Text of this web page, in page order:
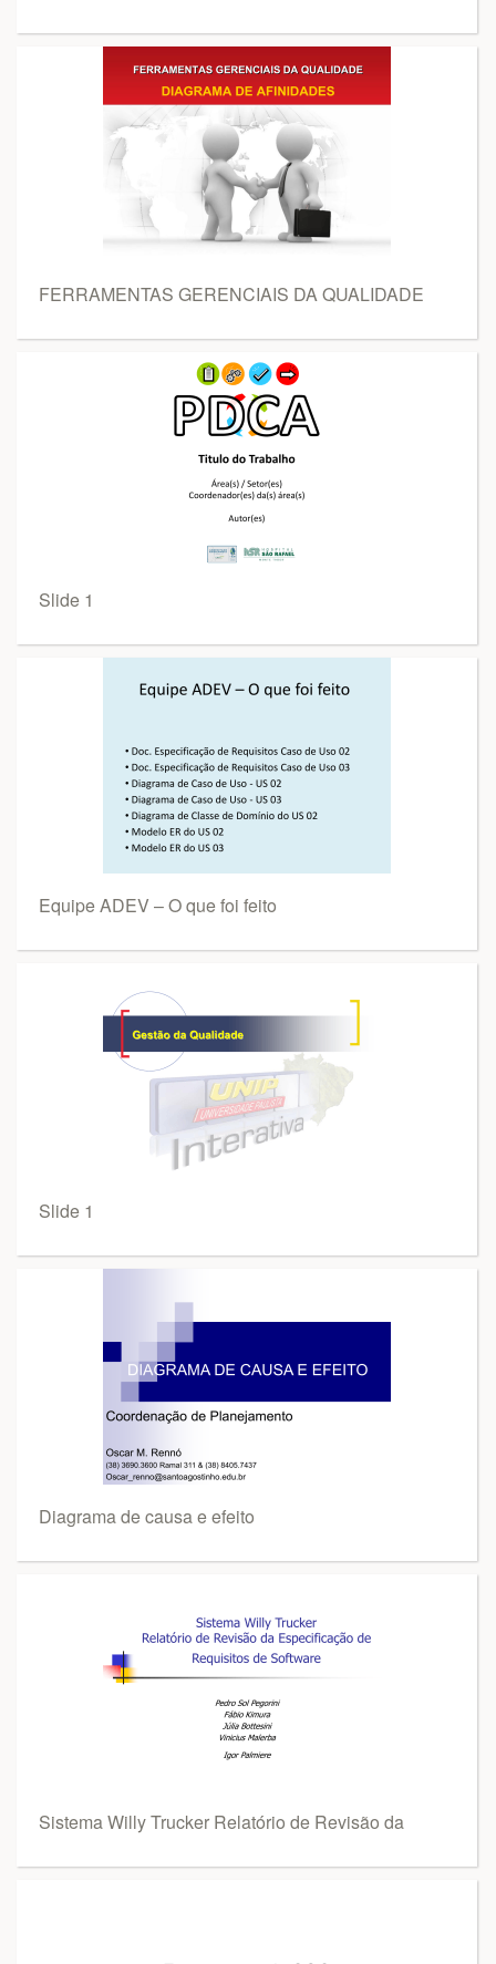
FERRAMENTAS GERENCIAIS DA QUALIDADE
Slide 1
Equipe ADEV – O que foi feito
Slide 1
Diagrama de causa e efeito
Sistema Willy Trucker Relatório de Revisão da